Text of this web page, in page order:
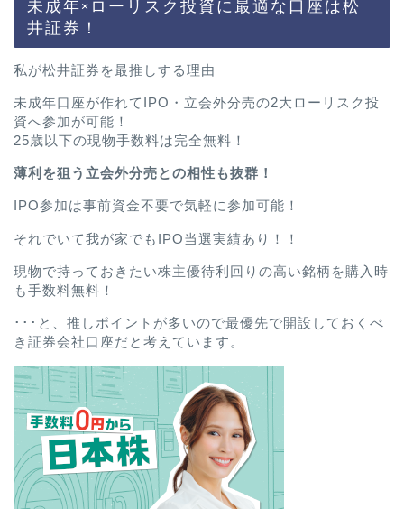
未成年×ローリスク投資に最適な口座は松
井証券！
私が松井証券を最推しする理由
未成年口座が作れてIPO・立会外分売の2大ローリスク投
資へ参加が可能！
25歳以下の現物手数料は完全無料！
薄利を狙う立会外分売との相性も抜群！
IPO参加は事前資金不要で気軽に参加可能！
それでいて我が家でもIPO当選実績あり！！
現物で持っておきたい株主優待利回りの高い銘柄を購入時
も手数料無料！
･･･と、推しポイントが多いので最優先で開設しておくべ
き証券会社口座だと考えています。
プロフィール
お問い合わせ